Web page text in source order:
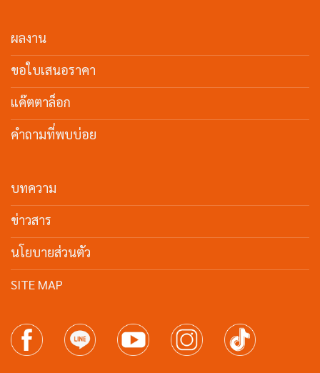
ผลงาน
ขอใบเสนอราคา
แค๊ตตาล็อก
คำถามที่พบบ่อย
บทความ
ข่าวสาร
นโยบายส่วนตัว
SITE MAP